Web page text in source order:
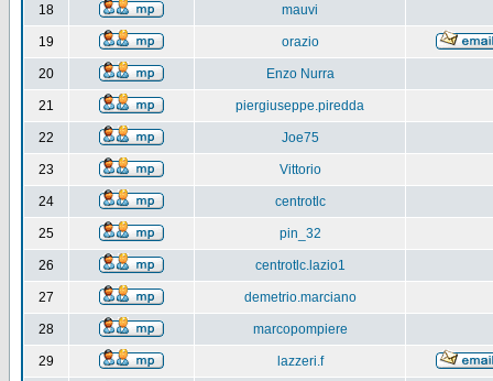
18 mauvi
19 orazio
20 Enzo Nurra
21 piergiuseppe.piredda
22 Joe75
23 Vittorio
24 centrotlc
25 pin_32
26 centrotlc.lazio1
27 demetrio.marciano
28 marcopompiere
29 lazzeri.f